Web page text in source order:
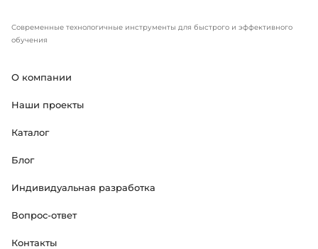
Современные технологичные инструменты для быстрого и эффективного
обучения
О компании
Наши проекты
Каталог
Блог
Индивидуальная разработка
Вопрос-ответ
Контакты